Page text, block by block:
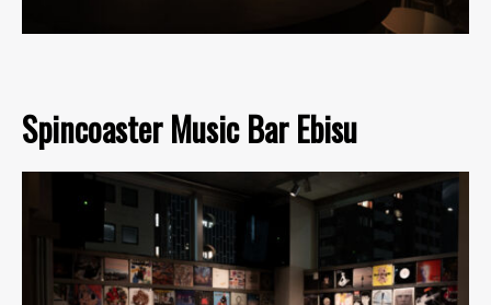
Spincoaster Music Bar Ebisu